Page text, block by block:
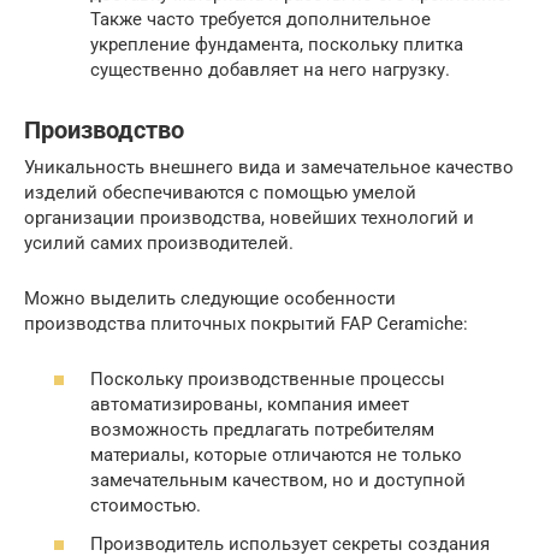
Также часто требуется дополнительное
укрепление фундамента, поскольку плитка
существенно добавляет на него нагрузку.
Производство
Уникальность внешнего вида и замечательное качество
изделий обеспечиваются с помощью умелой
организации производства, новейших технологий и
усилий самих производителей.
Можно выделить следующие особенности
производства плиточных покрытий FAP Ceramiche:
Поскольку производственные процессы
автоматизированы, компания имеет
возможность предлагать потребителям
материалы, которые отличаются не только
замечательным качеством, но и доступной
стоимостью.
Производитель использует секреты создания